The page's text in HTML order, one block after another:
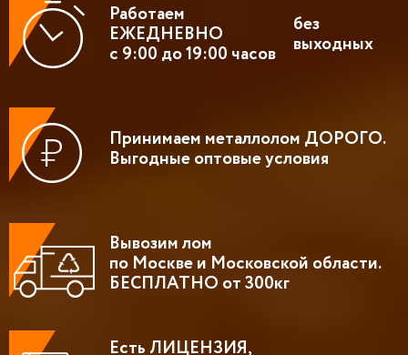
Работаем
ЕЖЕДНЕВНО
с 9:00 до 19:00 часов
без
выходных
Принимаем металлолом ДОРОГО.
Выгодные оптовые условия
Вывозим лом
по Москве и Московской области.
БЕСПЛАТНО от 300кг
Есть ЛИЦЕНЗИЯ,